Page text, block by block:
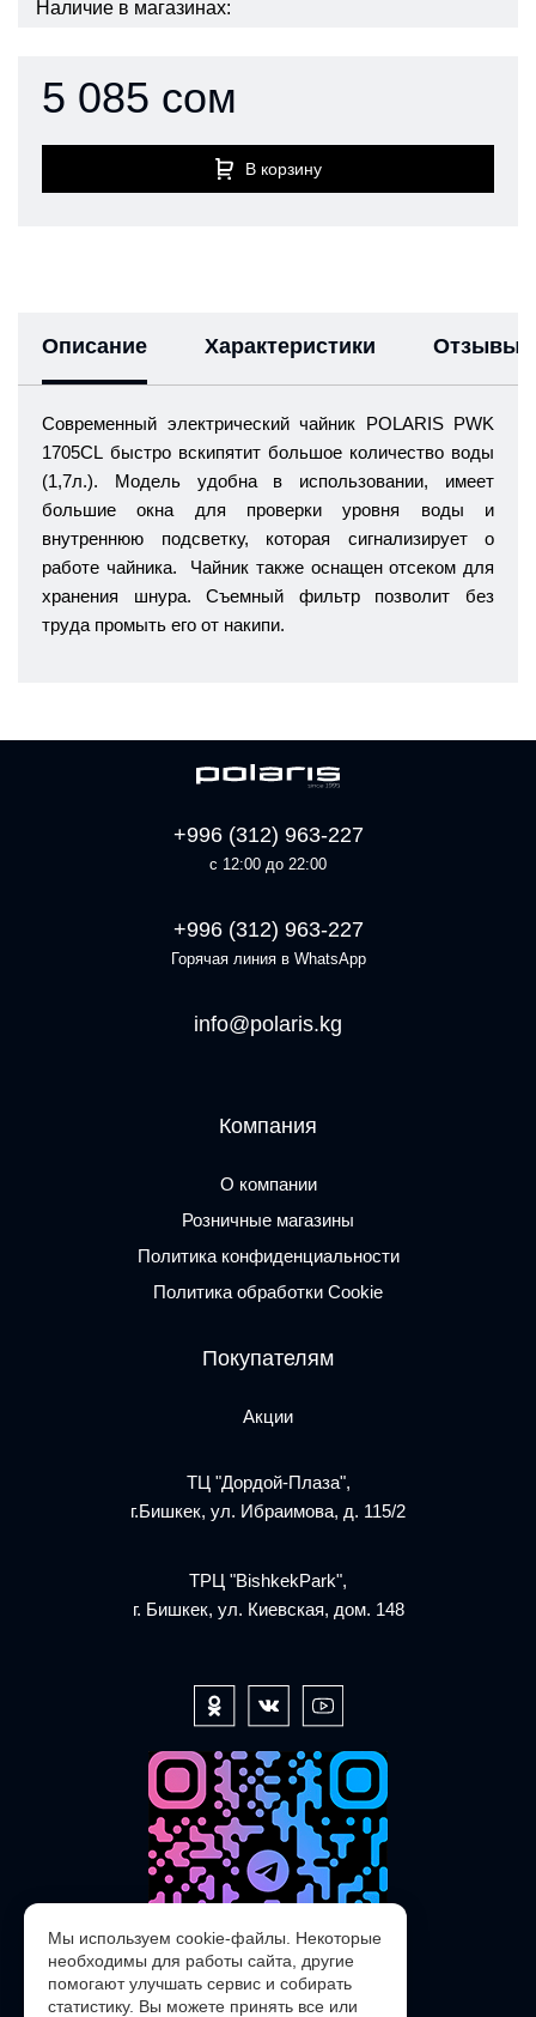
Наличие в магазинах:
5 085 сом
В корзину
Описание Характеристики Отзывы
Современный электрический чайник POLARIS PWK
1705CL быстро вскипятит большое количество воды
(1,7л.). Модель удобна в использовании, имеет
большие окна для проверки уровня воды и
внутреннюю подсветку, которая сигнализирует о
работе чайника. Чайник также оснащен отсеком для
хранения шнура. Съемный фильтр позволит без
труда промыть его от накипи.
+996 (312) 963-227
с 12:00 до 22:00
+996 (312) 963-227
Горячая линия в WhatsApp
info@polaris.kg
Компания
О компании
Розничные магазины
Политика конфиденциальности
Политика обработки Cookie
Покупателям
Акции
ТЦ "Дордой-Плаза",
г.Бишкек, ул. Ибраимова, д. 115/2
ТРЦ "BishkekPark",
г. Бишкек, ул. Киевская, дом. 148
Мы используем cookie-файлы. Некоторые
необходимы для работы сайта, другие
помогают улучшать сервис и собирать
статистику. Вы можете принять все или